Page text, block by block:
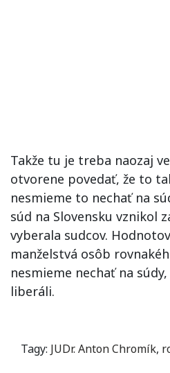
Takže tu je treba naozaj
otvorene povedať, že to
nesmieme to nechať na
súd na Slovensku vznikol
vyberala sudcov.
manželstvá osôb
nesmieme nechať na
liberáli.
Tagy: JUDr. Anton Chromík,